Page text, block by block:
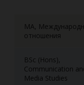
MA,
отношения
BSc (Hons),
Communication
Media Studies